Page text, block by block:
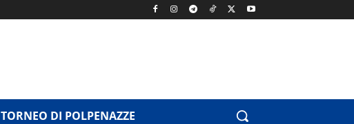
TORNEO DI POLPENAZZE